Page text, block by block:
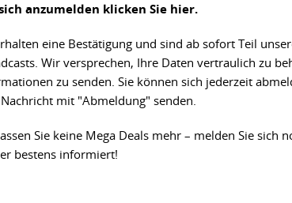
anzumelden klicken Sie hier.
eine Bestätigung und sind ab sofort Teil
Wir versprechen, Ihre Daten vertraulich zu
zu senden. Sie können sich jederzeit
mit "Abmeldung" senden.
Sie keine Mega Deals mehr – melden Sie sich
bestens informiert!